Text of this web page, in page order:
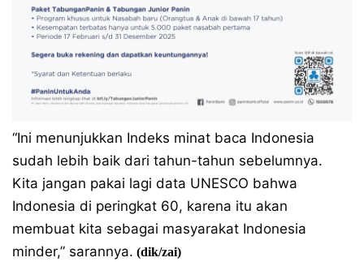
“Ini menunjukkan Indeks minat baca Indonesia
sudah lebih baik dari tahun-tahun sebelumnya.
Kita jangan pakai lagi data UNESCO bahwa
Indonesia di peringkat 60, karena itu akan
membuat kita sebagai masyarakat Indonesia
minder,” sarannya. (dik/zai)